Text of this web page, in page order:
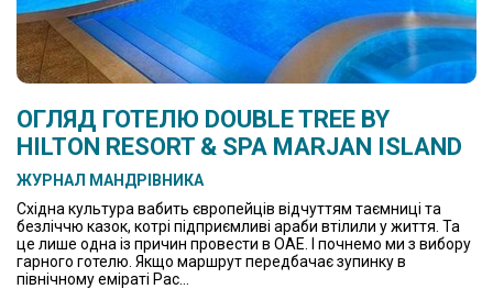
ОГЛЯД ГОТЕЛЮ DOUBLE TREE BY
HILTON RESORT & SPA MARJAN ISLAND
ЖУРНАЛ МАНДРІВНИКА
Східна культура вабить європейців відчуттям таємниці та
безліччю казок, котрі підприємливі араби втілили у життя. Та
це лише одна із причин провести в ОАЕ. І почнемо ми з вибору
гарного готелю. Якщо маршрут передбачає зупинку в
північному еміраті Рас...